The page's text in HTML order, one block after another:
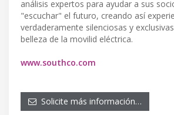
análisis expertos para ayudar a sus
"escuchar" el futuro, creando así
verdaderamente silenciosas y
belleza de la movilid eléctrica.
www.southco.com
Solicite más información…